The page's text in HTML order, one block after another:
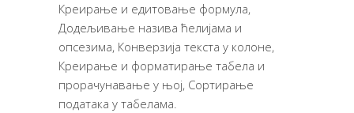
Креирање и едитовање формула,
Додељивање назива ћелијама и
опсезима, Конверзија текста у колоне,
Креирање и форматирање табела и
прорачунавање у њој, Сортирање
података у табелама.